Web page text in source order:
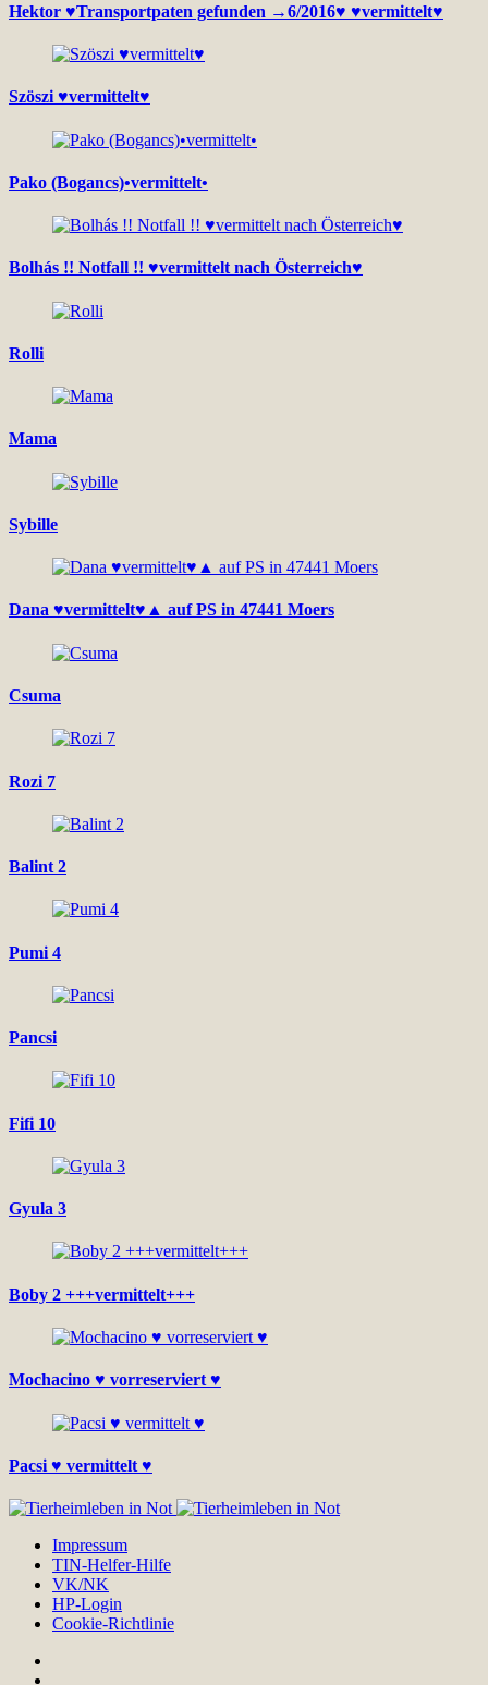
Hektor ♥Transportpaten gefunden →6/2016♥ ♥vermittelt♥
Szöszi ♥vermittelt♥
Pako (Bogancs)•vermittelt•
Bolhás !! Notfall !! ♥vermittelt nach Österreich♥
Rolli
Mama
Sybille
Dana ♥vermittelt♥▲ auf PS in 47441 Moers
Csuma
Rozi 7
Balint 2
Pumi 4
Pancsi
Fifi 10
Gyula 3
Boby 2 +++vermittelt+++
Mochacino ♥ vorreserviert ♥
Pacsi ♥ vermittelt ♥
Impressum
TIN-Helfer-Hilfe
VK/NK
HP-Login
Cookie-Richtlinie